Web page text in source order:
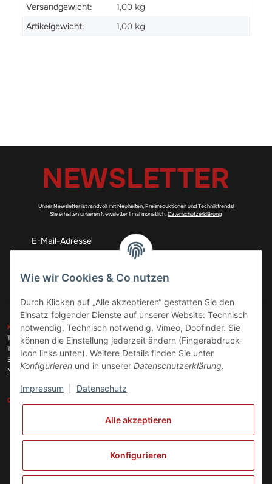
Versandgewicht: 1,00 kg
Artikelgewicht: 1,00 kg
NEWSLETTER
Unser Newsletter ist randvoll mit Neuheiten, Preisreduktionen und Techniktrends!
Sie erhalten unseren Newsletter 1 mal monatlich.Datenschutzerklärung
Abonnieren
KONTAKT
Telefon:+49 (0)6074 816 08 0
Telefax:
+49 (0)6074 215 08 60
E-Mail:
info@meinhausgeraetedoc.de
Max Planck Str. 6 c, 63322 Rödermark
GESETZLICHE INFORMATIONEN
ZAHLUNGSARTEN
VERSANDARTEN
Vertrag widerrufen
Wie wir Cookies & Co nutzen
Durch Klicken auf „Alle akzeptieren“ gestatten Sie den
Einsatz folgender Dienste auf unserer Website: Technisch
notwendig, Technisch notwendig, Vimeo, Doofinder. Sie
können die Einstellung jederzeit ändern (Fingerabdruck-
Icon links unten). Weitere Details finden Sie unter
Konfigurieren und in unserer Datenschutzerklärung.
Impressum Datenschutz
Alle akzeptieren
Konfigurieren